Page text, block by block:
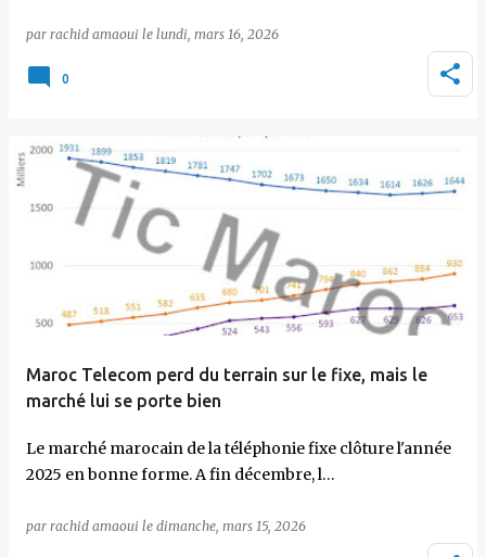
par rachid amaoui le lundi, mars 16, 2026
0
Maroc Telecom perd du terrain sur le fixe, mais le
marché lui se porte bien
Le marché marocain de la téléphonie fixe clôture l'année
2025 en bonne forme. A fin décembre, l…
par rachid amaoui le dimanche, mars 15, 2026